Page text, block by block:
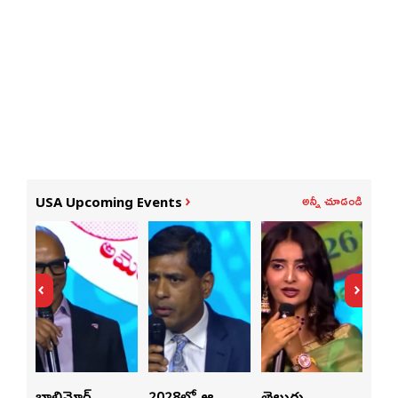
USA Upcoming Events అన్నీ చూడండి